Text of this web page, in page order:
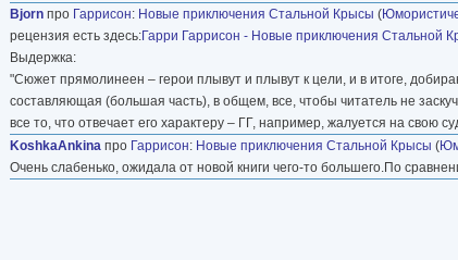
Bjorn про Гаррисон: Новые приключения Стальной Крысы (
рецензия есть здесь:Гарри Гаррисон - Новые приключения Стальной
Выдержка:
"Сюжет прямолинеен – герои плывут и плывут к цели, и в итоге,
составляющая (большая часть), в общем, все, чтобы читатель не
все то, что отвечает его характеру – ГГ, например, жалуется на свою
KoshkaAnkina про Гаррисон: Новые приключения Стальной Крысы (
Очень слабенько, ожидала от новой книги чего-то большего.По